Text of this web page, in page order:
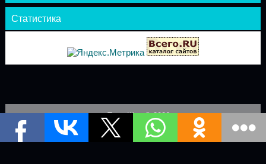
Статистика
Теле-Шоу © 2026